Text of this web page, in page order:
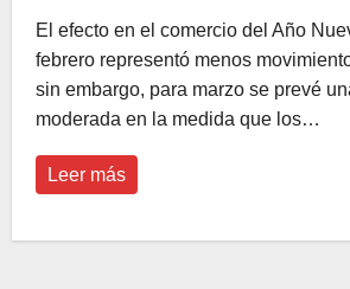
El efecto en el comercio del Año
febrero representó menos
sin embargo, para marzo se prevé
moderada en la medida que los…
Leer más